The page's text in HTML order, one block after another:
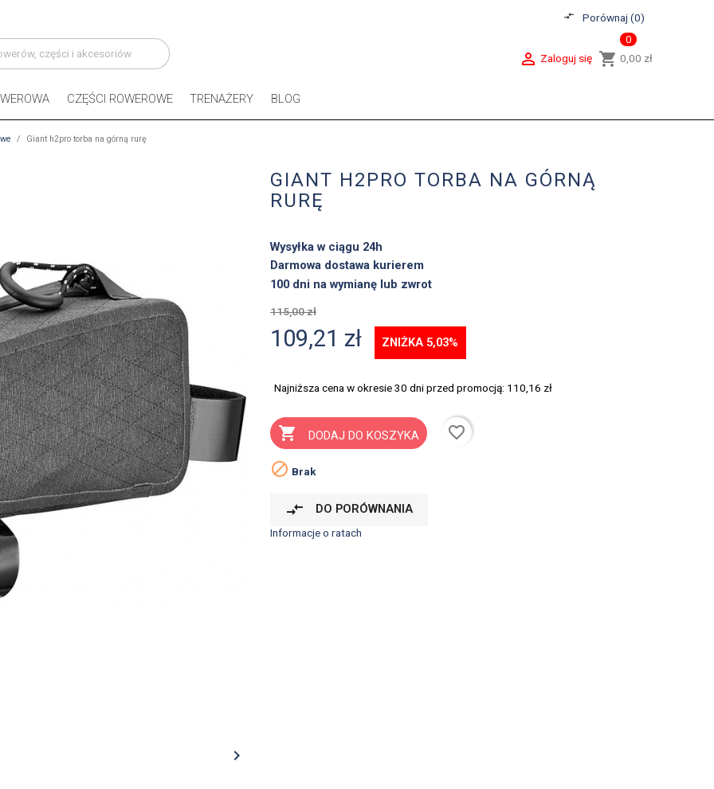
compare_arrows Porównaj (0)
shopping_cart
0
0,00 zł
 Zaloguj się
CZĘŚCI ROWEROWE TRENAŻERY BLOG
Giant h2pro torba na górną rurę

GIANT H2PRO TORBA NA GÓRNĄ
RURĘ
Wysyłka w ciągu 24h
Darmowa dostawa kurierem
100 dni na wymianę lub zwrot
115,00 zł
109,21 zł ZNIŻKA 5,03%
Najniższa cena w okresie 30 dni przed promocją: 110,16 zł
 DODAJ DO KOSZYKA
favorite_border
 Brak
compare_arrows DO PORÓWNANIA
Informacje o ratach